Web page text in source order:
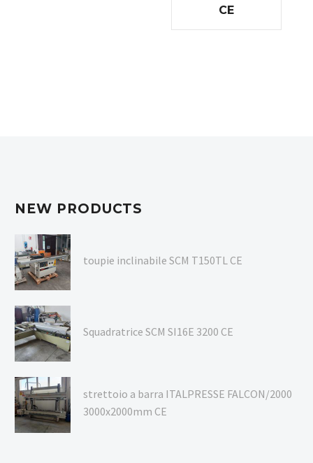
CE
NEW PRODUCTS
toupie inclinabile SCM T150TL CE
Squadratrice SCM SI16E 3200 CE
strettoio a barra ITALPRESSE FALCON/2000
3000x2000mm CE